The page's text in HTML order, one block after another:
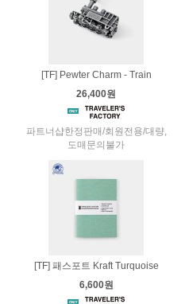
[TF] Pewter Charm - Train
26,400원
파트너샵한정판매/회원전용/대량,
도매문의불가
[TF] 패스포트 Kraft Turquoise
6,600원